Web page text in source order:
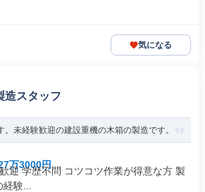
気になる
造スタッフ
。未経験歓迎の建設重機の木箱の製造です。
万3000円
迎 学歴不問 コツコツ作業が得意な方 製
験...